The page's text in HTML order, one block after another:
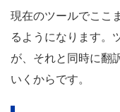
現在のツールでここ
るようになります。
が、それと同時に翻
いくからです。